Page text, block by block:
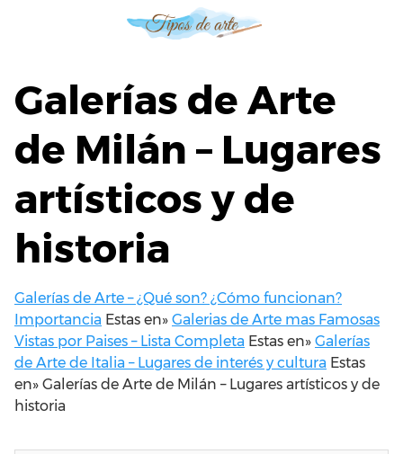
Galerías de Arte
de Milán – Lugares
artísticos y de
historia
Galerías de Arte – ¿Qué son? ¿Cómo funcionan?
Importancia Estas en» Galerias de Arte mas Famosas
Vistas por Paises – Lista Completa Estas en» Galerías
de Arte de Italia – Lugares de interés y cultura Estas
en» Galerías de Arte de Milán – Lugares artísticos y de
historia